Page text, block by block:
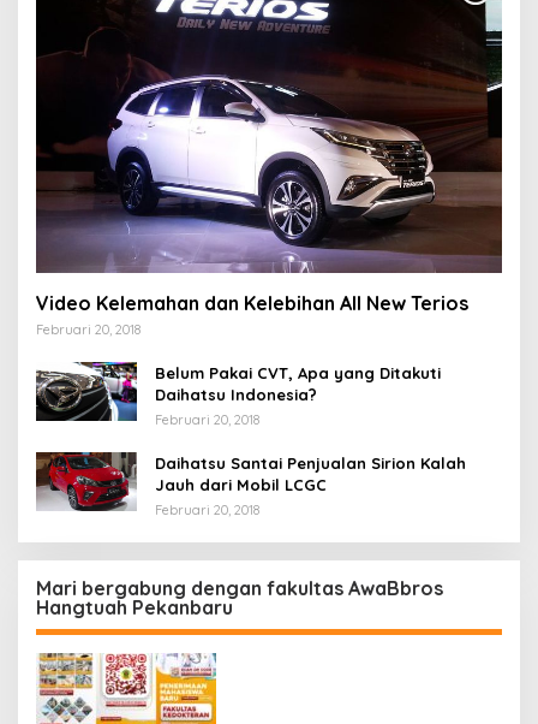
Video Kelemahan dan Kelebihan All New Terios
Februari 20, 2018
Belum Pakai CVT, Apa yang Ditakuti
Daihatsu Indonesia?
Februari 20, 2018
Daihatsu Santai Penjualan Sirion Kalah
Jauh dari Mobil LCGC
Februari 20, 2018
Mari bergabung dengan fakultas AwaBbros
Hangtuah Pekanbaru